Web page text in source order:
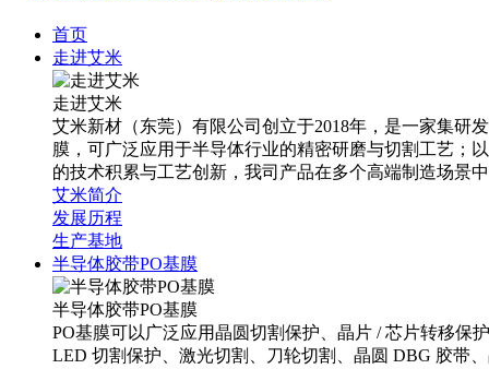
首页
走进艾米
走进艾米
艾米新材（东莞）有限公司创立于2018年，是一家集研
膜，可广泛应用于半导体行业的精密研磨与切割工艺；
的技术积累与工艺创新，我司产品在多个高端制造场景
艾米简介
发展历程
生产基地
半导体胶带PO基膜
半导体胶带PO基膜
PO基膜可以广泛应用晶圆切割保护、晶片 / 芯片转移
LED 切割保护、激光切割、刀轮切割、晶圆 DBG 胶带